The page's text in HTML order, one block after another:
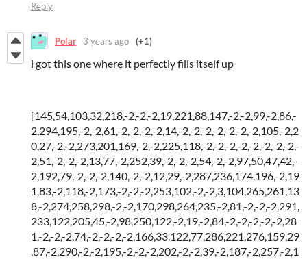
Reply
Polar 3 years ago (+1)
i got this one where it perfectly fills itself up
[145,54,103,32,218,-2,-2,-2,19,221,88,147,-2,-2,99,-2,86,-
2,294,195,-2,-2,61,-2,-2,-2,-2,14,-2,-2,-2,-2,-2,-2,-2,105,-2,2
0,27,-2,-2,273,201,169,-2,-2,225,118,-2,-2,-2,-2,-2,-2,-2,-2,-
2,51,-2,-2,-2,13,77,-2,252,39,-2,-2,-2,54,-2,-2,97,50,47,42,-
2,192,79,-2,-2,-2,140,-2,-2,12,29,-2,287,236,174,196,-2,19
1,83,-2,118,-2,173,-2,-2,-2,253,102,-2,-2,3,104,265,261,13
8,-2,274,258,298,-2,-2,170,298,264,235,-2,81,-2,-2,-2,291,
233,122,205,45,-2,98,250,122,-2,19,-2,84,-2,-2,-2,-2,-2,28
1,-2,-2,-2,74,-2,-2,-2,-2,166,33,122,77,286,221,276,159,29
,87,-2,290,-2,-2,195,-2,-2,-2,202,-2,-2,39,-2,187,-2,257,-2,1